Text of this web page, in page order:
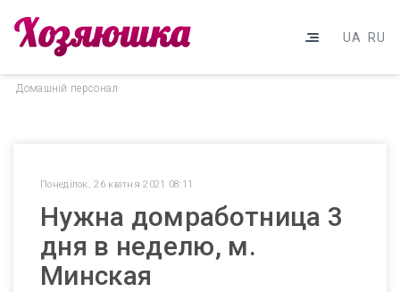
UA RU
Домашнiй персонал
Понеділок, 26 квітня 2021 08:11
Нужна домработница 3
дня в неделю, м.
Минская